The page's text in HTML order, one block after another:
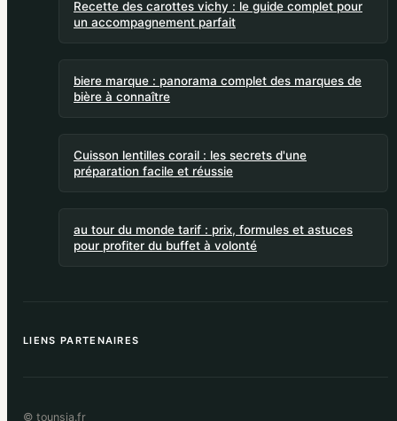
Recette des carottes vichy : le guide complet pour
un accompagnement parfait
biere marque : panorama complet des marques de
bière à connaître
Cuisson lentilles corail : les secrets d'une
préparation facile et réussie
au tour du monde tarif : prix, formules et astuces
pour profiter du buffet à volonté
LIENS PARTENAIRES
© tounsia.fr